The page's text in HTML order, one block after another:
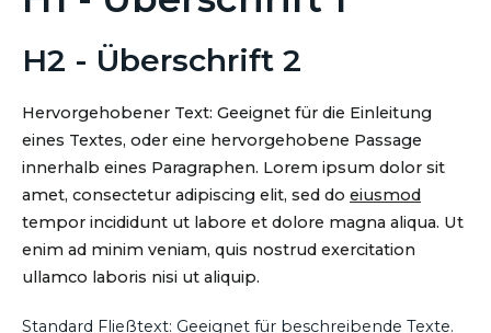
H2 - Überschrift 2
Hervorgehobener Text: Geeignet für die Einleitung
eines Textes, oder eine hervorgehobene Passage
innerhalb eines Paragraphen. Lorem ipsum dolor sit
amet, consectetur adipiscing elit, sed do eiusmod
tempor incididunt ut labore et dolore magna aliqua. Ut
enim ad minim veniam, quis nostrud exercitation
ullamco laboris nisi ut aliquip.
Standard Fließtext: Geeignet für beschreibende Texte.